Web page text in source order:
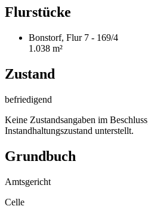
Flurstücke
Bonstorf, Flur 7 - 169/4
1.038 m²
Zustand
befriedigend
Keine Zustandsangaben im
Instandhaltungszustand unterstellt.
Grundbuch
Amtsgericht
Celle